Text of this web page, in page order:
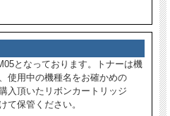
となっております。トナーは機
使用中の機種名をお確かめの
入頂いたリボンカートリッジ
て保管ください。